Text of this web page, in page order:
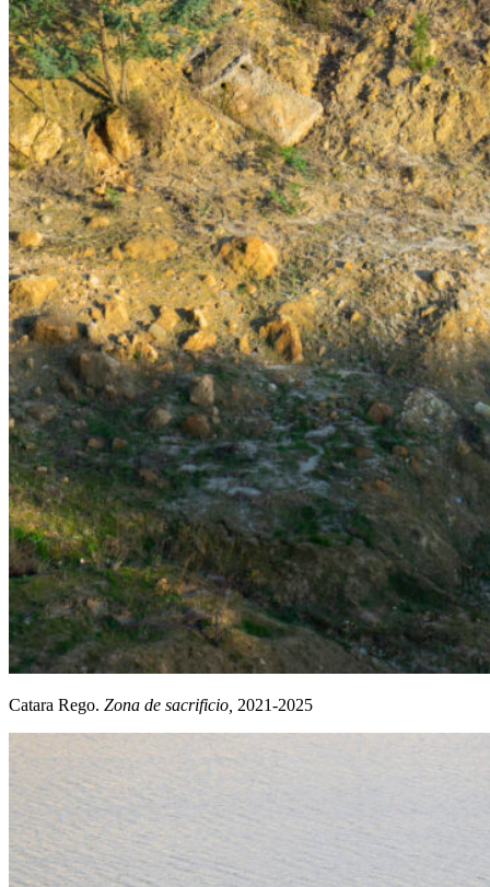
Catara Rego. Zona de sacrificio, 2021-2025